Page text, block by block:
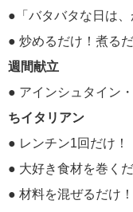
●「バタバタな日は
● 炒めるだけ！煮る
週間献立
● アインシュタイン・
ちイタリアン
● レンチン1回だけ
● 大好き食材を巻く
● 材料を混ぜるだけ